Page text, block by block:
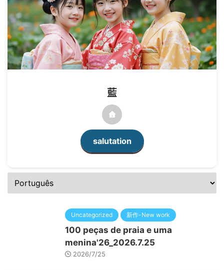
藍
salutation
Uncategorized 新作-New work
100 peças de praia e uma
menina'26_2026.7.25
2026/7/25